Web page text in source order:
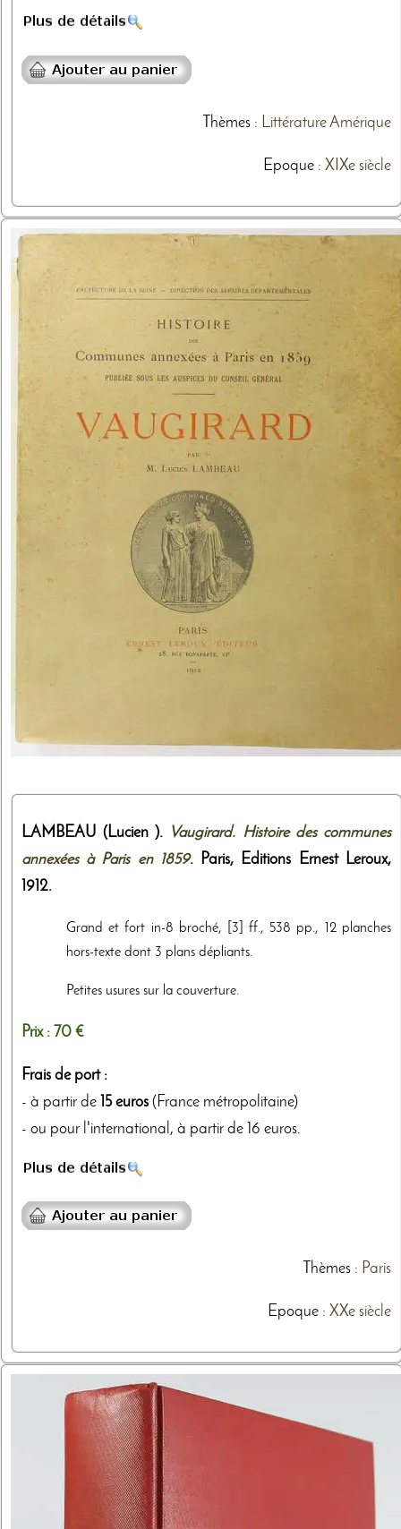
Thèmes: LittératureAmérique
Epoque : XIXe siècle
LAMBEAU (Lucien ).
Vaugirard. Histoire des communes
annexées à Paris en 1859. Paris, Editions Ernest Leroux,
1912.
Grand et fort in-8 broché, [3] ff., 538 pp., 12 planches
hors-texte dont 3 plans dépliants.
Petites usures sur la couverture.
Prix : 70 €
Frais de port :
- à partir de 15 euros (France métropolitaine)
- ou pour l'international, à partir de 16 euros.
Thèmes: Paris
Epoque : XXe siècle